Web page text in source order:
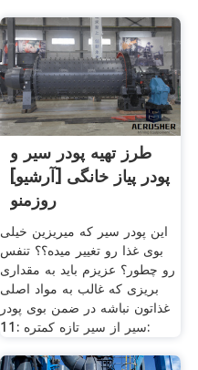
طرز تهیه پودر سیر و
پودر پیاز خانگی [آرشیو]
روزمنو
این پودر سیر که میریزین خیلی
بوی غذا رو تغییر میده؟؟ تنفس
رو چطور؟ عزیزم باید به مقداری
بریزی که غالب به مواد اصلی
غذاتون نباشه در ضمن بوی پودر
سیر از سیر تازه کمتره :11: